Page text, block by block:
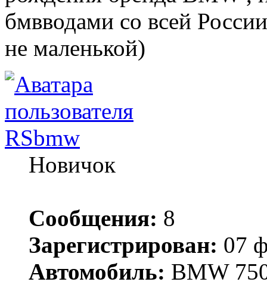
бмвводами со всей
не маленькой)
RSbmw
Новичок
Сообщения: 8
Зарегистрирован: 07
Автомобиль: BMW